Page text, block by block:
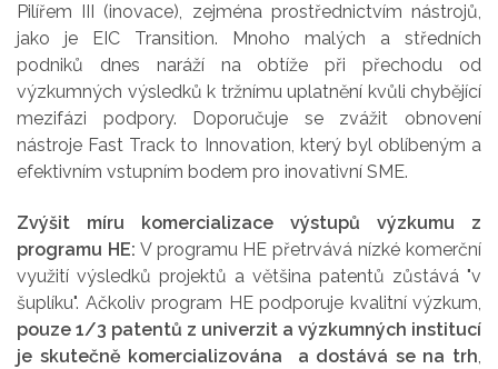
Pilířem III (inovace), zejména prostřednictvím nástrojů,
jako je EIC Transition. Mnoho malých a středních
podniků dnes naráží na obtíže při přechodu od
výzkumných výsledků k tržnímu uplatnění kvůli chybějící
mezifázi podpory. Doporučuje se zvážit obnovení
nástroje Fast Track to Innovation, který byl oblíbeným a
efektivním vstupním bodem pro inovativní SME.
Zvýšit míru komercializace výstupů výzkumu z
programu HE: V programu HE přetrvává nízké komerční
využití výsledků projektů a většina patentů zůstává "v
šuplíku". Ačkoliv program HE podporuje kvalitní výzkum,
pouze 1/3 patentů z univerzit a výzkumných institucí
je skutečně komercializována a dostává se na trh,